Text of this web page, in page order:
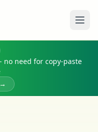
no need for copy-paste
→